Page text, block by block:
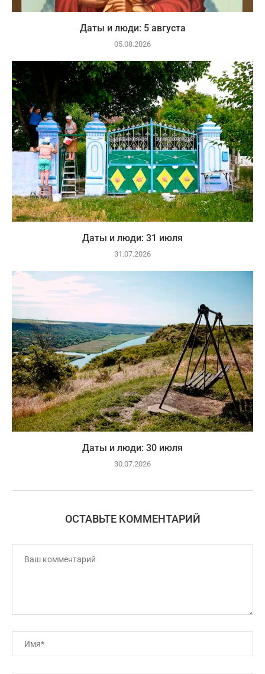
Даты и люди: 5 августа
05.08.2026
Даты и люди: 31 июля
31.07.2026
Даты и люди: 30 июля
30.07.2026
ОСТАВЬТЕ КОММЕНТАРИЙ